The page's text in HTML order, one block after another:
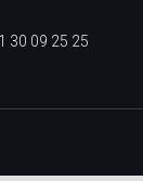
30 09 25 25